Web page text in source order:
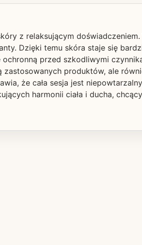
z relaksującym
Dzięki temu skóra staje się
przed szkodliwymi
produktów, ale
że cała sesja jest
harmonii ciała i ducha,